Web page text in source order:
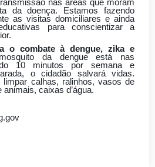
nas áreas que moram
da doença. Estamos fazendo
as visitas domiciliares e ainda
para conscientizar a
o combate àdengue, zika e
da dengue está nas
10 minutos por semana e
o cidadão salvará vidas.
limpar calhas, ralinhos, vasos de
caixas d’água.